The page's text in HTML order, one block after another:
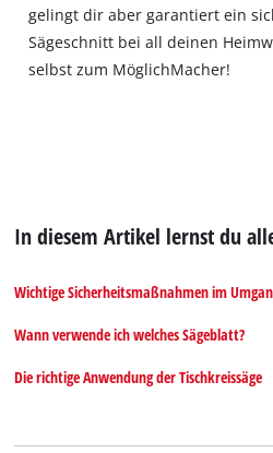
Powered
by
Usercentrics
gelingt dir aber garantiert ein
Sägeschnitt bei all deinen
selbst zum MöglichMacher!
In diesem Artikel lernst du
Wichtige Sicherheitsmaßnahmen im
Wann verwende ich welches Sägeblatt?
Die richtige Anwendung der Tischkreissäge